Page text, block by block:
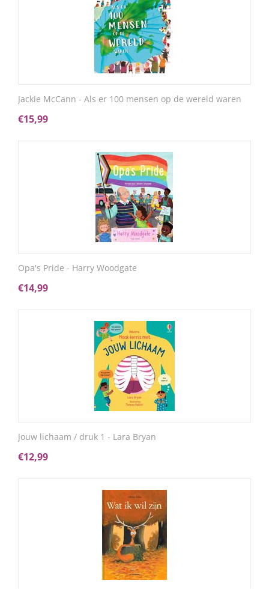
Jackie McCann - Als er 100 mensen op de wereld waren
€15,99
Opa's Pride - Harry Woodgate
€14,99
Jouw lichaam / druk 1 - Lara Bryan
€12,99